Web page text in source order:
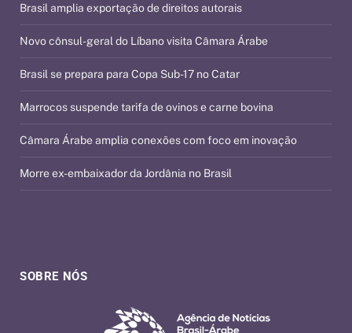
SOBRE NÓS
Brasil amplia exportação de direitos autorais
Novo cônsul-geral do Líbano visita Câmara Árabe
Brasil se prepara para Copa Sub-17 no Catar
Marrocos suspende tarifa de ovinos e carne bovina
Câmara Árabe amplia conexões com foco em inovação
Morre ex-embaixador da Jordânia no Brasil